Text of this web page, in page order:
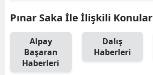
Pınar Saka İle İlişkili Konular
Alpay
Başaran
Haberleri
Dalış
Haberleri